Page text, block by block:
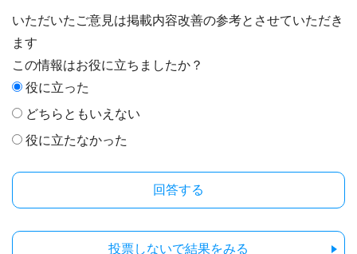
いただいたご意見は掲載内容改善の参考とさせていただき
ます
この情報はお役に立ちましたか？
役に立った
どちらともいえない
役に立たなかった
投票しないで結果をみる